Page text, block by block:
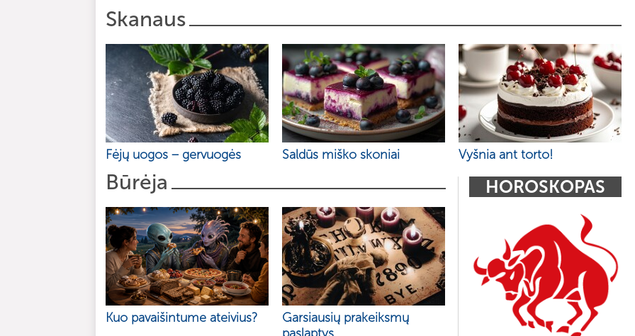
Skanaus
Fėjų uogos – gervuogės Saldūs miško skoniai Vyšnia ant torto!
HOROSKOPAS
Būrėja
Kuo pavaišintume ateivius?
Garsiausių prakeiksmų
paslaptys